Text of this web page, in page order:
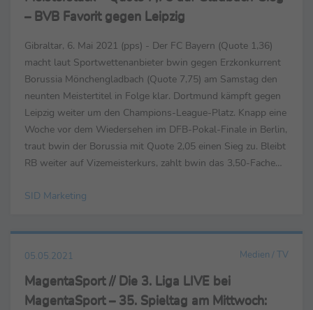
– BVB Favorit gegen Leipzig
Gibraltar, 6. Mai 2021 (pps) - Der FC Bayern (Quote 1,36)
macht laut Sportwettenanbieter bwin gegen Erzkonkurrent
Borussia Mönchengladbach (Quote 7,75) am Samstag den
neunten Meistertitel in Folge klar. Dortmund kämpft gegen
Leipzig weiter um den Champions-League-Platz. Knapp eine
Woche vor dem Wiedersehen im DFB-Pokal-Finale in Berlin,
traut bwin der Borussia mit Quote 2,05 einen Sieg zu. Bleibt
RB weiter auf Vizemeisterkurs, zahlt bwin das 3,50-Fache
SID Marketing
05.05.2021 Medien / TV
MagentaSport // Die 3. Liga LIVE bei
MagentaSport – 35. Spieltag am Mittwoch: